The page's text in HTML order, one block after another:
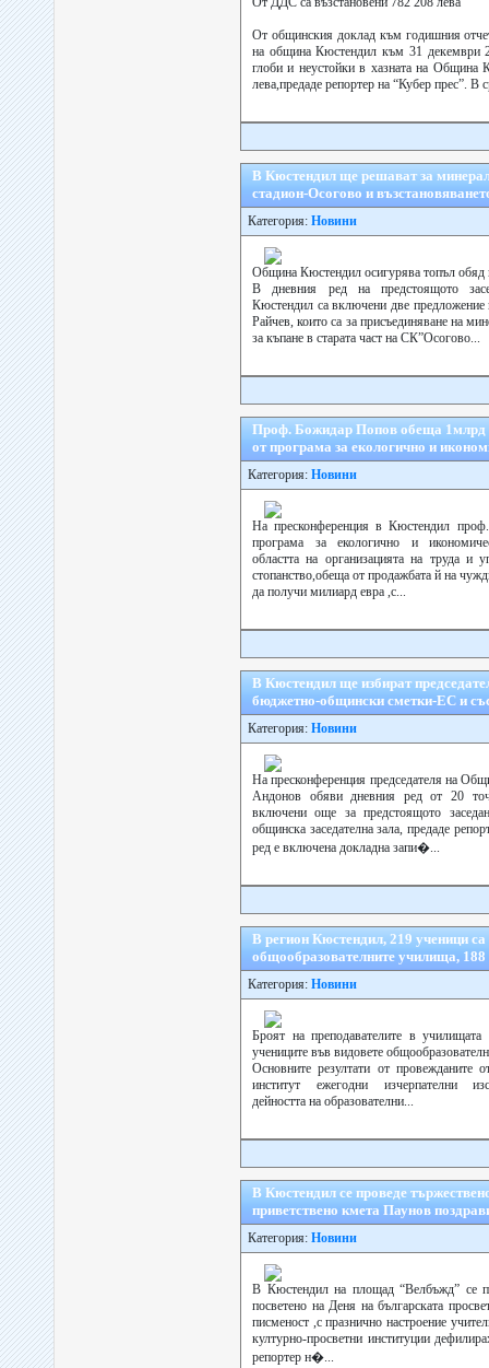
От общинския доклад към годишния
на община Кюстендил към 31 декември
глоби и неустойки в хазната на Община
лева,предаде репортер на “Кубер прес”. В
В Кюстендил ще решават за
стадион-Осогово и
Категория: Новини
Община Кюстендил осигурява топъл обяд
В дневния ред на предстоящото
Кюстендил са включени две
Райчев, които са за присъединяване на
за къпане в старата част на СК”Осогово...
Проф. Божидар Попов обеща 1млрд
от програма за екологично и
Категория: Новини
На пресконференция в Кюстендил
програма за екологично и
областта на организацията на труда и
стопанство,обеща от продажбата й на
да получи милиард евра ,с...
В Кюстендил ще избират
бюджетно-общински сметки-ЕС и
Категория: Новини
На пресконференция председателя на
Андонов обяви дневния ред от 20
включени още за предстоящото
общинска заседателна зала, предаде
ред е включена докладна запи�...
В регион Кюстендил, 219 ученици
общообразователните училища, 188
Категория: Новини
Броят на преподавателите в
учениците във видовете
Основните резултати от провежданите
институт ежегодни изчерпателни
дейността на образователни...
В Кюстендил се проведе
приветствено кмета Паунов
Категория: Новини
В Кюстендил на площад “Велбъжд” се
посветено на Деня на българската
писменост ,с празнично настроение
културно-просветни институции
репортер н�...